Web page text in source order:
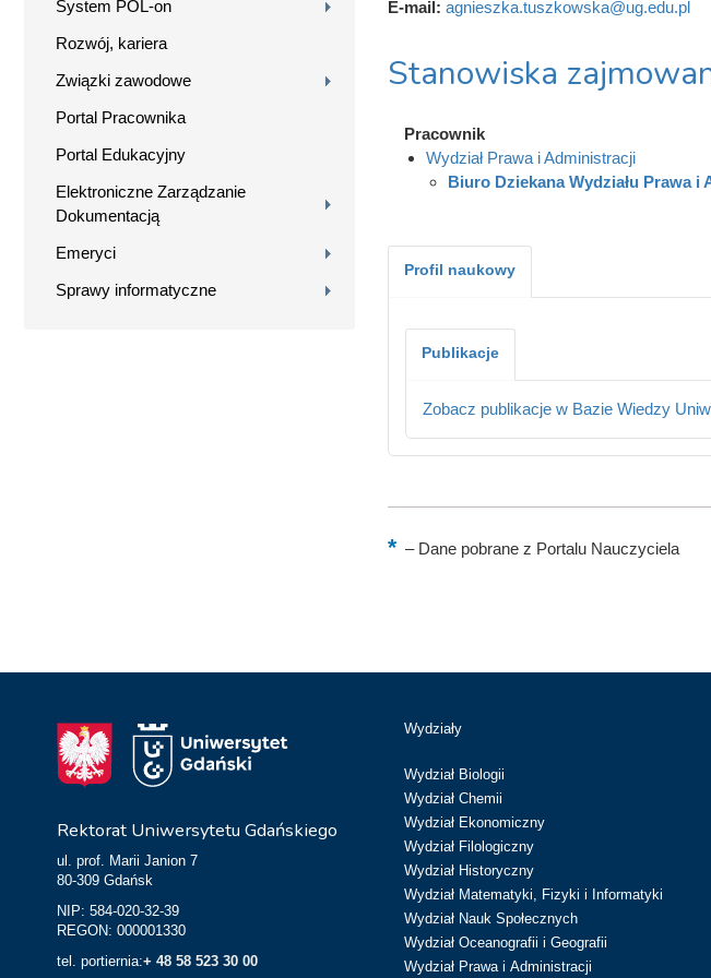
System POL-on
Rozwój, kariera
Związki zawodowe
Portal Pracownika
Portal Edukacyjny
Elektroniczne Zarządzanie
Dokumentacją
Emeryci
Sprawy informatyczne
E-mail: agnieszka.tuszkowska@ug.edu.pl
Stanowiska
Pracownik
Wydział Prawa i Administracji
Biuro Dziekana Wydziału Prawa i
Profil naukowy
Publikacje
Zobacz publikacje w Bazie Wiedzy
–Dane pobrane z Portalu Nauczyciela
Rektorat Uniwersytetu Gdańskiego
ul. prof. Marii Janion 7
80-309 Gdańsk
NIP: 584-020-32-39
REGON: 000001330
tel. portiernia:+ 48 58 523 30 00
Wydziały
Wydział Biologii
Wydział Chemii
Wydział Ekonomiczny
Wydział Filologiczny
Wydział Historyczny
Wydział Matematyki, Fizyki i Informatyki
Wydział Nauk Społecznych
Wydział Oceanografii i Geografii
Wydział Prawa i Administracji